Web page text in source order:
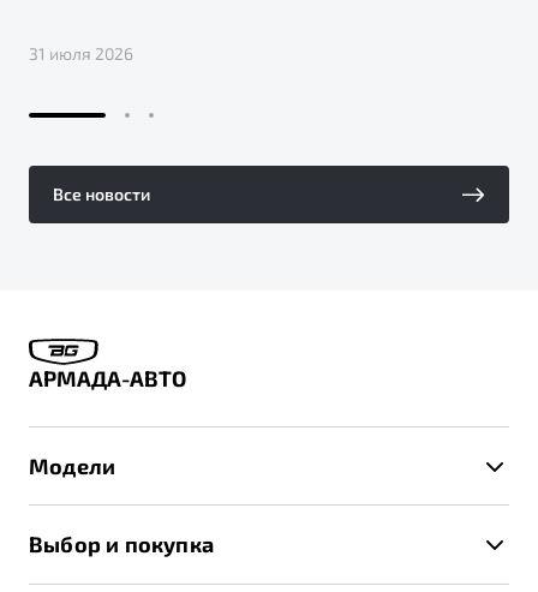
31 июля 2026
Все новости
АРМАДА-АВТО
Модели
Выбор и покупка